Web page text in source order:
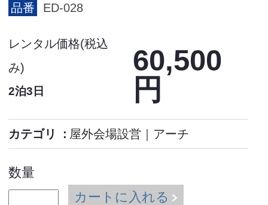
品番 ED-028
レンタル価格(税込
み)
2泊3日
60,500
円
カテゴリ 屋外会場設営 アーチ
数量
カートに入れる